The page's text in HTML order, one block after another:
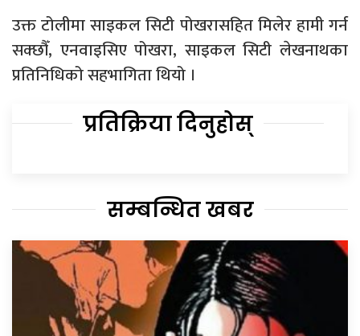
उक्त टोलीमा साइकल सिटी पोखरासहित मिलेर हामी गर्न
सक्छौँ, एनवाइसिए पोखरा, साइकल सिटी लेखनाथका
प्रतिनिधिको सहभागिता थियो ।
प्रतिक्रिया दिनुहोस्
सम्बन्धित खबर